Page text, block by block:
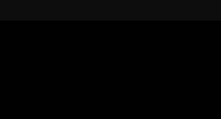
network. Users can stake